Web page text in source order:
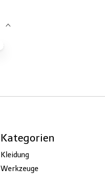
Kategorien
Kleidung
Werkzeuge